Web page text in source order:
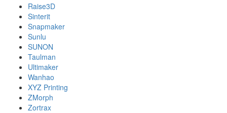
Raise3D
Sinterit
Snapmaker
Sunlu
SUNON
Taulman
Ultimaker
Wanhao
XYZ Printing
ZMorph
Zortrax